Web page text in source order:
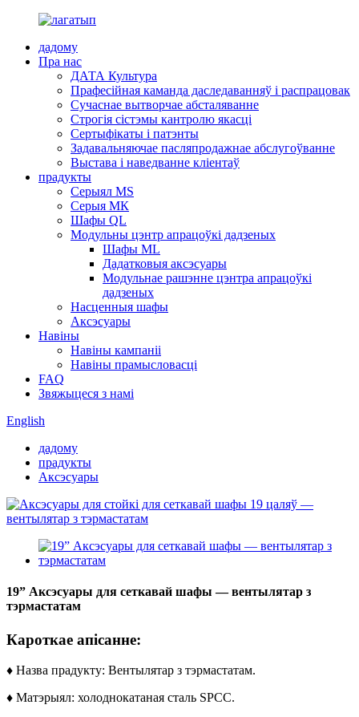
дадому
Пра нас
ДАТА Культура
Прафесійная каманда даследаванняў і распрацовак
Сучаснае вытворчае абсталяванне
Строгія сістэмы кантролю якасці
Сертыфікаты і патэнты
Задавальняючае пасляпродажнае абслугоўванне
Выстава і наведванне кліентаў
прадукты
Серыял MS
Серыя МК
Шафы QL
Модульны цэнтр апрацоўкі дадзеных
Шафы ML
Дадатковыя аксэсуары
Модульнае рашэнне цэнтра апрацоўкі
дадзеных
Насценныя шафы
Аксэсуары
Навіны
Навіны кампаніі
Навіны прамысловасці
FAQ
Звяжыцеся з намі
English
дадому
прадукты
Аксэсуары
19” Аксэсуары для сеткавай шафы — вентылятар з
тэрмастатам
Кароткае апісанне:
♦ Назва прадукту: Вентылятар з тэрмастатам.
♦ Матэрыял: холоднокатаная сталь SPCC.